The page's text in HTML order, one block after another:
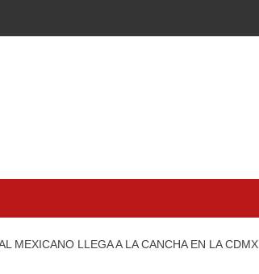
MEXICANO LLEGA A LA CANCHA EN LA CDMX